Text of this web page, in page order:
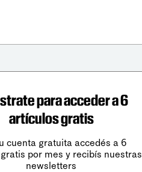
para acceder a 6
artículos gratis
cuenta gratuita accedés a 6
por mes y recibís nuestras
newsletters